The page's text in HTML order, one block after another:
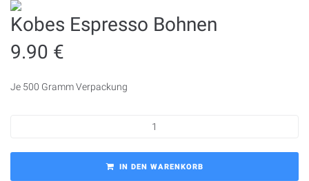
Kobes Espresso Bohnen
9.90 €
Je 500 Gramm Verpackung
IN DEN WARENKORB